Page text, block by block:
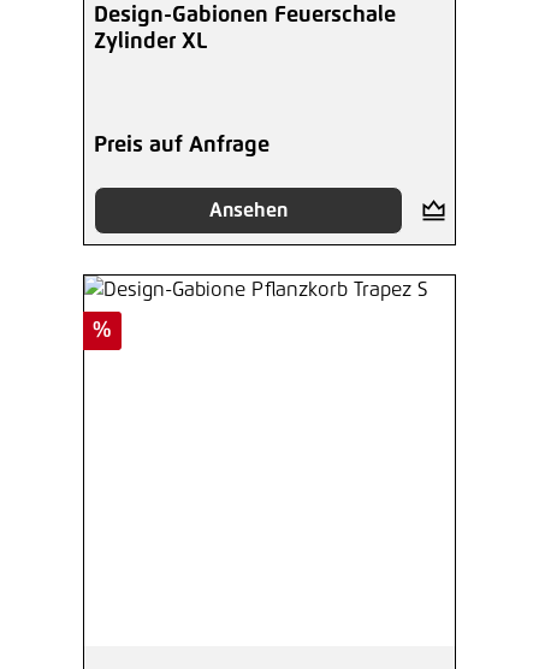
Design-Gabionen Feuerschale
Zylinder XL
Preis auf Anfrage
Ansehen
Rabatt
%